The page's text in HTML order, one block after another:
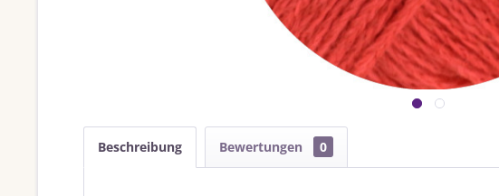
Beschreibung Bewertungen 0